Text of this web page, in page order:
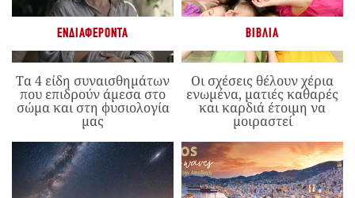
ΕΝΔΙΑΦΈΡΟΝΤΑ
Τα 4 είδη συναισθημάτων
που επιδρούν άμεσα στο
σώμα και στη φυσιολογία
μας
ΒΙΒΛΊΑ
Οι σχέσεις θέλουν χέρια
ενωμένα, ματιές καθαρές
και καρδιά έτοιμη να
μοιραστεί